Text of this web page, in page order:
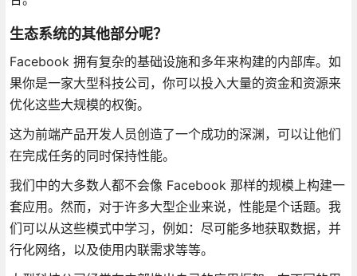
生态系统的其他部分呢？
Facebook 拥有复杂的基础设施和多年来构建的内部库。如
果你是一家大型科技公司，你可以投入大量的资金和资源来
优化这些大规模的权衡。
这为前端产品开发人员创造了一个成功的深渊，可以让他们
在完成任务的同时保持性能。
我们中的大多数人都不会像 Facebook 那样的规模上构建一
套应用。然而，对于许多大型企业来说，性能是个话题。我
们可以从这些模式中学习，例如：尽可能多地获取数据，并
行化网络，以及使用内联需求等等。